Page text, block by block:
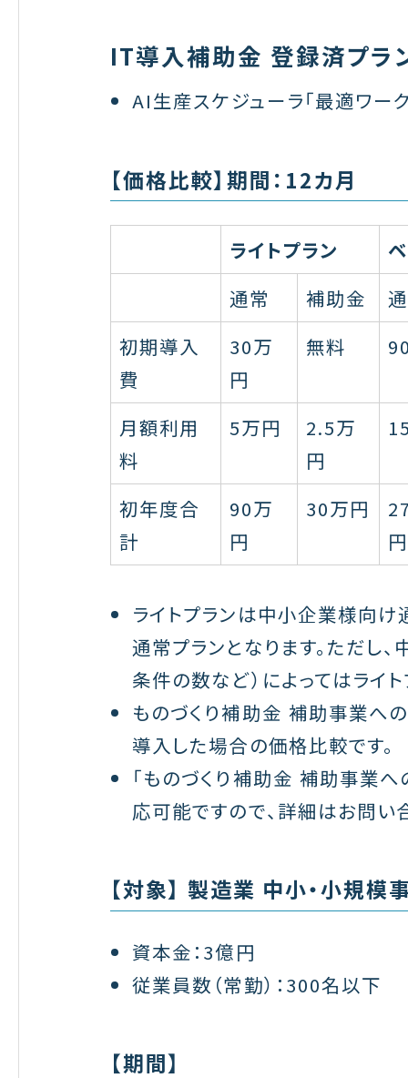
IT導入補助金 登録済プラ
AI生産スケジューラ「最適ワー
【価格比較】期間：12カ月
ライトプラン
通常
補助金
初期導入
費
30万
円
無料
月額利用
料
5万円
2.5万
円
初年度合
計
90万
円
30万円
円
ライトプランは中小企業様向け
通常プランとなります。ただし
条件の数など）によってはライ
ものづくり補助金 補助事業へ
導入した場合の価格比較です。
「ものづくり補助金 補助事業
応可能ですので、詳細はお問い
【対象】 製造業 中小・小規
資本金：3億円
従業員数（常勤）：300名以下
【期間】